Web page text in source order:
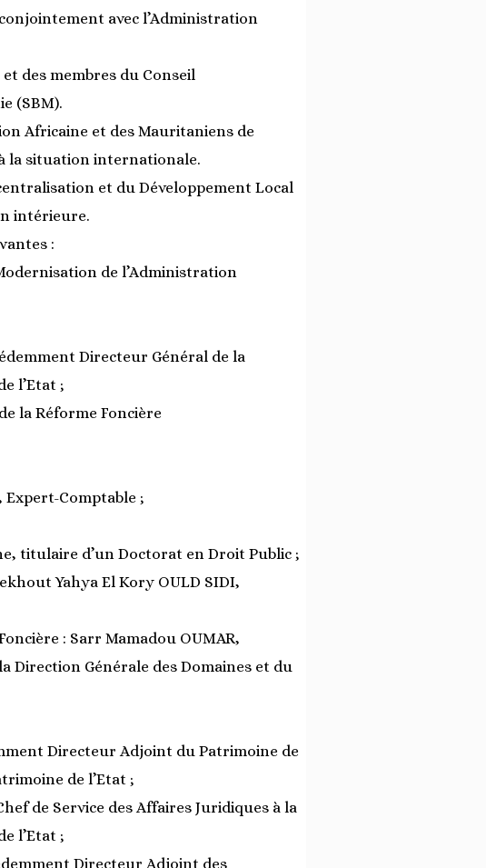
avec l’Administration
des membres du Conseil
(SBM).
Africaine et des Mauritaniens de
la situation internationale.
et du Développement Local
intérieure.
:
de l’Administration
Directeur Général de la
l’Etat ;
la Réforme Foncière
Expert-Comptable ;
titulaire d’un Doctorat en Droit Public ;
Yahya El Kory OULD SIDI,
: Sarr Mamadou OUMAR,
Direction Générale des Domaines et du
Directeur Adjoint du Patrimoine de
de l’Etat ;
de Service des Affaires Juridiques à la
l’Etat ;
Directeur Adjoint des